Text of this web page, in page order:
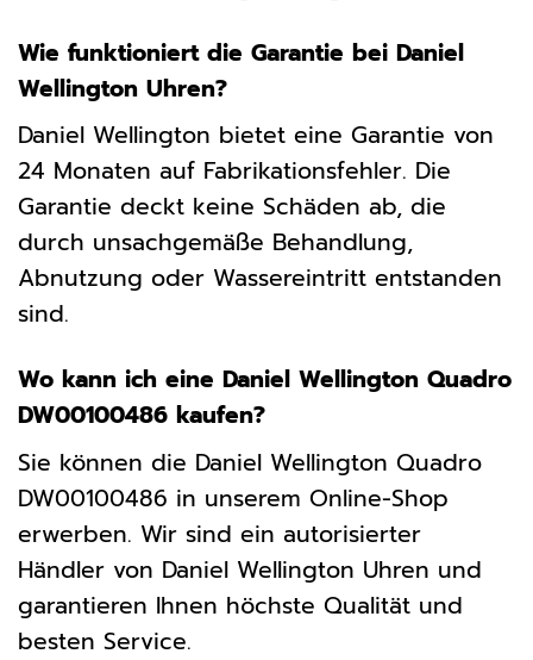
Wie funktioniert die Garantie bei Daniel
Wellington Uhren?
Daniel Wellington bietet eine Garantie von
24 Monaten auf Fabrikationsfehler. Die
Garantie deckt keine Schäden ab, die
durch unsachgemäße Behandlung,
Abnutzung oder Wassereintritt entstanden
sind.
Wo kann ich eine Daniel Wellington Quadro
DW00100486 kaufen?
Sie können die Daniel Wellington Quadro
DW00100486 in unserem Online-Shop
erwerben. Wir sind ein autorisierter
Händler von Daniel Wellington Uhren und
garantieren Ihnen höchste Qualität und
besten Service.